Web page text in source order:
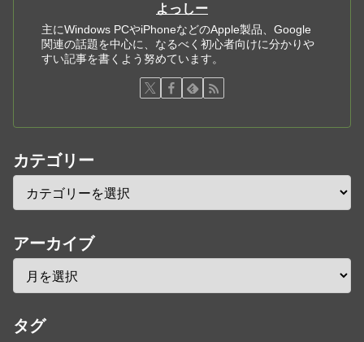
よっしー
主にWindows PCやiPhoneなどのApple製品、Google
関連の話題を中心に、なるべく初心者向けに分かりや
すい記事を書くよう努めています。
カテゴリー
アーカイブ
タグ